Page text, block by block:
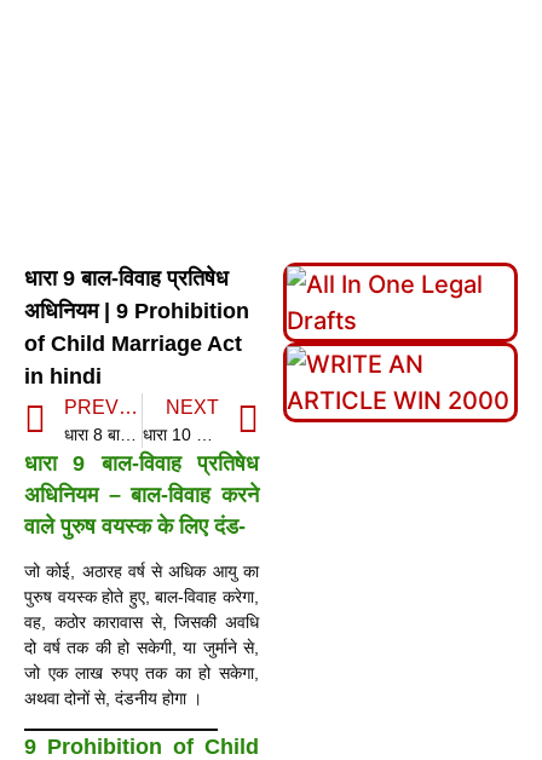
धारा 9 बाल-विवाह प्रतिषेध
अधिनियम | 9 Prohibition
of Child Marriage Act
in hindi
PREVIOUS
धारा 8 बाल-विवाह प्रतिषेध अधिनियम | 8 Prohibition of Child Marriage Act in hindi
NEXT
धारा 9 बाल-विवाह प्रतिषेध
अधिनियम – बाल-विवाह करने
वाले पुरुष वयस्क के लिए दंड-
जो कोई, अठारह वर्ष से अधिक आयु का
पुरुष वयस्क होते हुए, बाल-विवाह करेगा,
वह, कठोर कारावास से, जिसकी अवधि
दो वर्ष तक की हो सकेगी, या जुर्माने से,
जो एक लाख रुपए तक का हो सकेगा,
अथवा दोनों से, दंडनीय होगा ।
9 Prohibition of Child